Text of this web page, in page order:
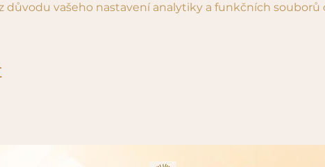
důvodu vašeho nastavení analytiky a funkčních souborů